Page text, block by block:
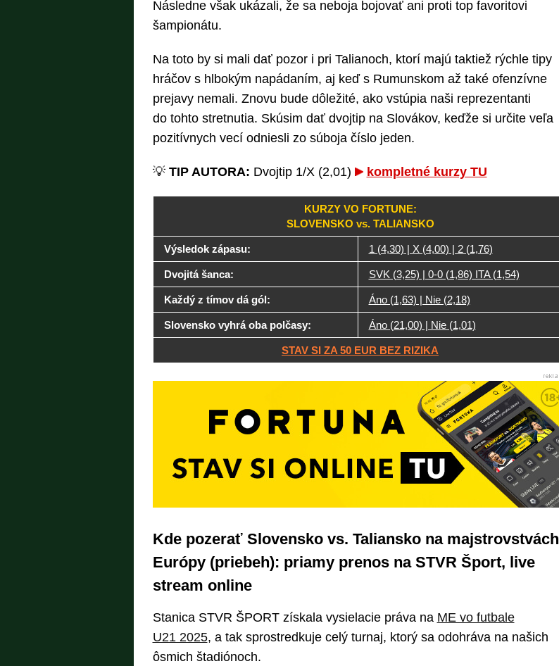
Následne však ukázali, že sa neboja bojovať ani proti top favoritovi
šampionátu.
Na toto by si mali dať pozor i pri Talianoch, ktorí majú taktiež rýchle tipy
hráčov s hlbokým napádaním, aj keď s Rumunskom až také ofenzívne
prejavy nemali. Znovu bude dôležité, ako vstúpia naši reprezentanti
do tohto stretnutia. Skúsim dať dvojtip na Slovákov, keďže si určite veľa
pozitívnych vecí odniesli zo súboja číslo jeden.
💡 TIP AUTORA: Dvojtip 1/X (2,01) kompletné kurzy TU
KURZY VO FORTUNE:
SLOVENSKO vs. TALIANSKO
Výsledok zápasu: 1 (4,30) | X (4,00) | 2 (1,76)
Dvojitá šanca: SVK (3,25) | 0-0 (1,86) ITA (1,54)
Každý z tímov dá gól: Áno (1,63) | Nie (2,18)
Slovensko vyhrá oba polčasy: Áno (21,00) | Nie (1,01)
STAV SI ZA 50 EUR BEZ RIZIKA
Kde pozerať Slovensko vs. Taliansko na majstrovstvách
Európy (priebeh): priamy prenos na STVR Šport, live
stream online
Stanica STVR ŠPORT získala vysielacie práva na ME vo futbale
U21 2025, a tak sprostredkuje celý turnaj, ktorý sa odohráva na našich
ôsmich štadiónoch.